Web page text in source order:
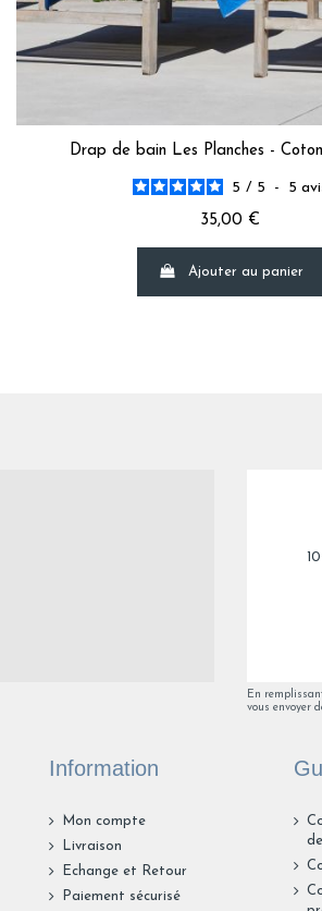
Avis vérifié
bonne qualité
Avis du11/04/2026 , suite à une expérience
5
Signaler
Drap de bain Les Planches -
5 / 5 - 5
35,00 €
Ajouter au panier
En
vous envoyer
Information
Mon compte
Livraison
Echange et Retour
Paiement sécurisé